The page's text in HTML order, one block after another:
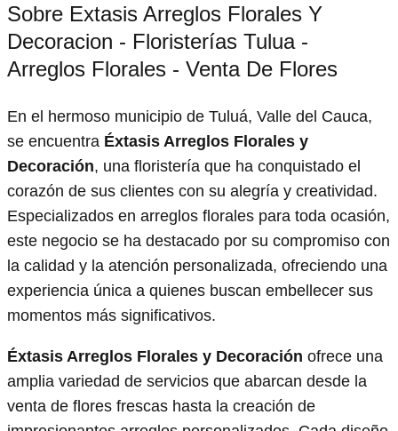
Sobre Extasis Arreglos Florales Y
Decoracion - Floristerías Tulua -
Arreglos Florales - Venta De Flores
En el hermoso municipio de Tuluá, Valle del Cauca,
se encuentra Éxtasis Arreglos Florales y
Decoración, una floristería que ha conquistado el
corazón de sus clientes con su alegría y creatividad.
Especializados en arreglos florales para toda ocasión,
este negocio se ha destacado por su compromiso con
la calidad y la atención personalizada, ofreciendo una
experiencia única a quienes buscan embellecer sus
momentos más significativos.
Éxtasis Arreglos Florales y Decoración ofrece una
amplia variedad de servicios que abarcan desde la
venta de flores frescas hasta la creación de